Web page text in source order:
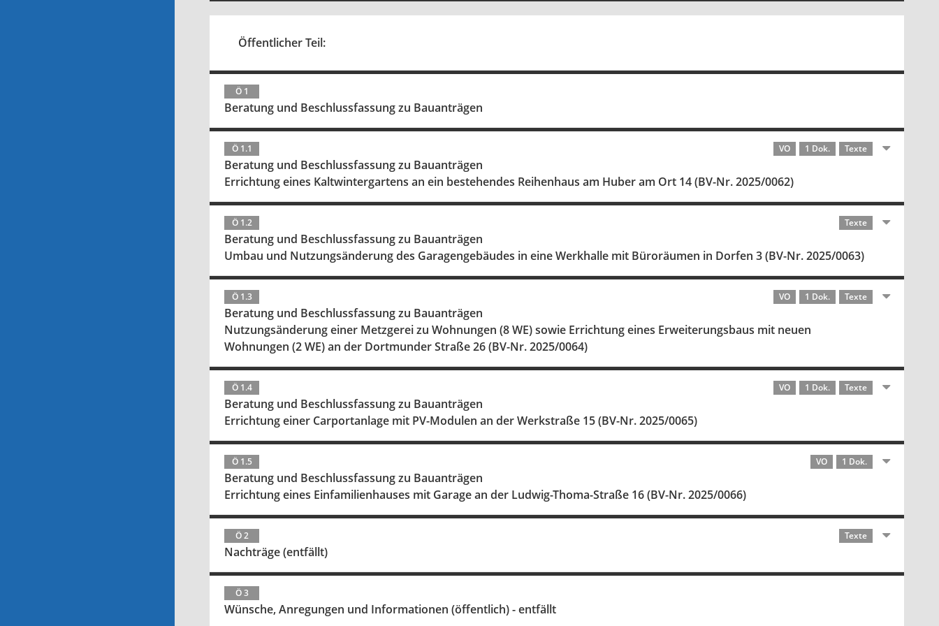
Öffentlicher Teil:
Ö 1
Beratung und Beschlussfassung zu Bauanträgen
Ö 1.1 VO 1 Dok. Texte
Beratung und Beschlussfassung zu Bauanträgen
Errichtung eines Kaltwintergartens an ein bestehendes Reihenhaus am Huber am Ort 14 (BV-Nr. 2025/0062)
Ö 1.2 Texte
Beratung und Beschlussfassung zu Bauanträgen
Umbau und Nutzungsänderung des Garagengebäudes in eine Werkhalle mit Büroräumen in Dorfen 3 (BV-Nr. 2025/0063)
Ö 1.3 VO 1 Dok. Texte
Beratung und Beschlussfassung zu Bauanträgen
Nutzungsänderung einer Metzgerei zu Wohnungen (8 WE) sowie Errichtung eines Erweiterungsbaus mit neuen
Wohnungen (2 WE) an der Dortmunder Straße 26 (BV-Nr. 2025/0064)
Ö 1.4 VO 1 Dok. Texte
Beratung und Beschlussfassung zu Bauanträgen
Errichtung einer Carportanlage mit PV-Modulen an der Werkstraße 15 (BV-Nr. 2025/0065)
Ö 1.5 VO 1 Dok.
Beratung und Beschlussfassung zu Bauanträgen
Errichtung eines Einfamilienhauses mit Garage an der Ludwig-Thoma-Straße 16 (BV-Nr. 2025/0066)
Ö 2 Texte
Nachträge (entfällt)
Ö 3
Wünsche, Anregungen und Informationen (öffentlich) - entfällt